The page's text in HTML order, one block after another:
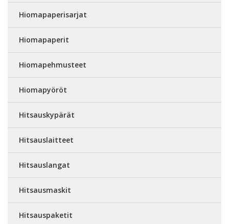
Hiomapaperisarjat
Hiomapaperit
Hiomapehmusteet
Hiomapyöröt
Hitsauskypärät
Hitsauslaitteet
Hitsauslangat
Hitsausmaskit
Hitsauspaketit